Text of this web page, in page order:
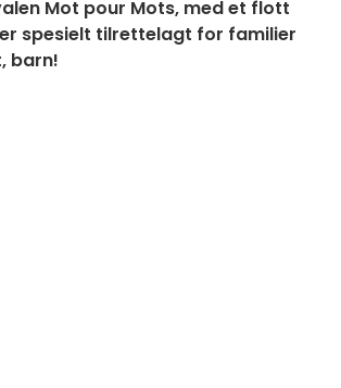
Mot pour Mots, med et flott
spesielt tilrettelagt for familier
barn!